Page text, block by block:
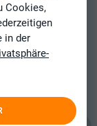
Cookies,
in der